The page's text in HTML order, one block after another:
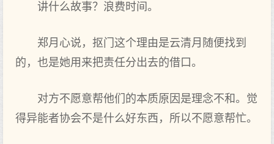
讲什么故事？浪费时间。
郑月心说，抠门这个理由是云清月随便找到
的，也是她用来把责任分出去的借口。
对方不愿意帮他们的本质原因是理念不和。觉
得异能者协会不是什么好东西，所以不愿意帮忙。